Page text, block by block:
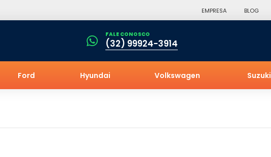
EMPRESA BLOG
FALE CONOSCO
(32) 99924-3914
Ford Hyundai Volkswagen Suzuki